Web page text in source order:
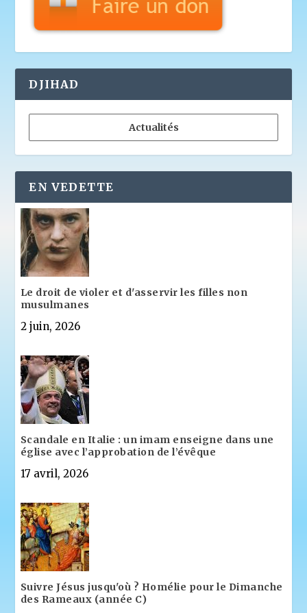
DJIHAD
Actualités
EN VEDETTE
Le droit de violer et d'asservir les filles non
musulmanes
2 juin, 2026
Scandale en Italie : un imam enseigne dans une
église avec l’approbation de l’évêque
17 avril, 2026
Suivre Jésus jusqu'où ? Homélie pour le Dimanche
des Rameaux (année C)